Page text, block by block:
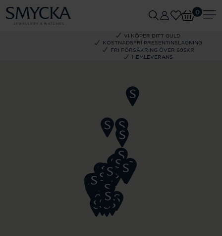
VI KÖPER DITT GULD
KOSTNADSFRI PRESENTINSLAGNING
FRI FÖRSÄKRING ÖVER 695KR
HEMLEVERANS
0